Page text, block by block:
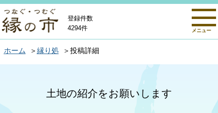
メニュー
登録件数
4294件
ホーム 縁り処 投稿詳細
土地の紹介をお願いします